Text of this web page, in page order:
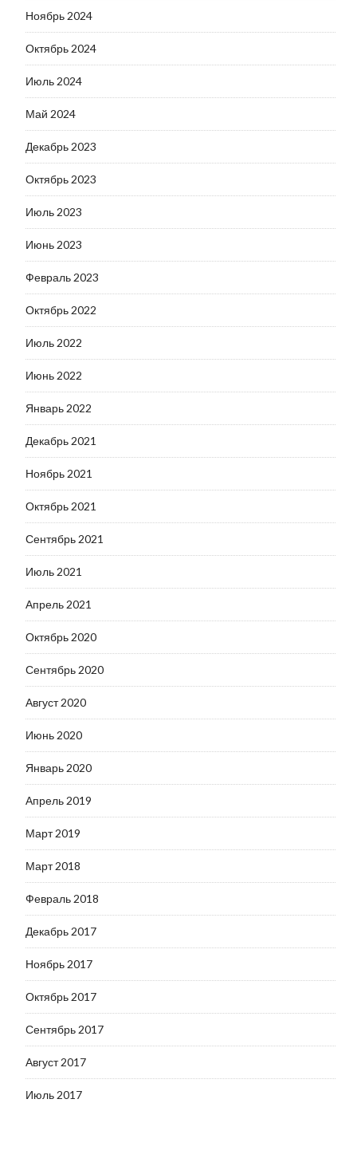
Ноябрь 2024
Октябрь 2024
Июль 2024
Май 2024
Декабрь 2023
Октябрь 2023
Июль 2023
Июнь 2023
Февраль 2023
Октябрь 2022
Июль 2022
Июнь 2022
Январь 2022
Декабрь 2021
Ноябрь 2021
Октябрь 2021
Сентябрь 2021
Июль 2021
Апрель 2021
Октябрь 2020
Сентябрь 2020
Август 2020
Июнь 2020
Январь 2020
Апрель 2019
Март 2019
Март 2018
Февраль 2018
Декабрь 2017
Ноябрь 2017
Октябрь 2017
Сентябрь 2017
Август 2017
Июль 2017